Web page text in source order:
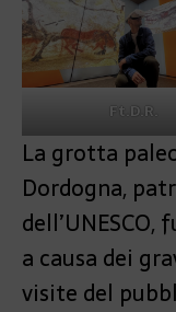
Ft.D.R.
La grotta
Dordogna,
a causa dei
visite del